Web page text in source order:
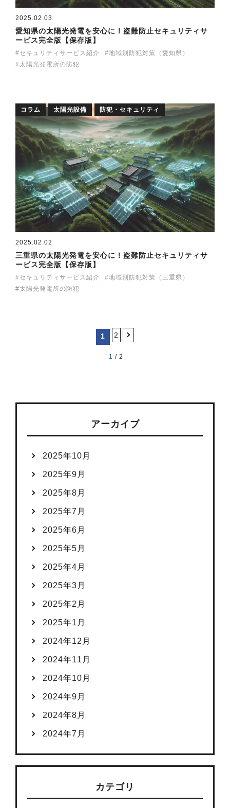
2025.02.03
愛知県の太陽光発電を安心に！盗難防止セキュリティサ
ービス完全版【保存版】
セキュリティサービス紹介
地域別防犯対策（愛知県）
太陽光発電所の防犯
コラム 太陽光設備 防犯・セキュリティ
2025.02.02
三重県の太陽光発電を安心に！盗難防止セキュリティサ
ービス完全版【保存版】
セキュリティサービス紹介
地域別防犯対策（三重県）
太陽光発電所の防犯
1 / 2
1 2 ＞
アーカイブ
2025年10月
2025年9月
2025年8月
2025年7月
2025年6月
2025年5月
2025年4月
2025年3月
2025年2月
2025年1月
2024年12月
2024年11月
2024年10月
2024年9月
2024年8月
2024年7月
カテゴリ